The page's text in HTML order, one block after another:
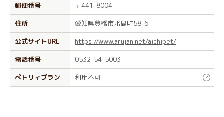
郵便番号
〒441-8004
住所
愛知県豊橋市北島町58-6
公式サイトURL
https://www.arujan.net/aichipet/
電話番号
0532-54-5003
ぺトリィプラン
利用不可 ?